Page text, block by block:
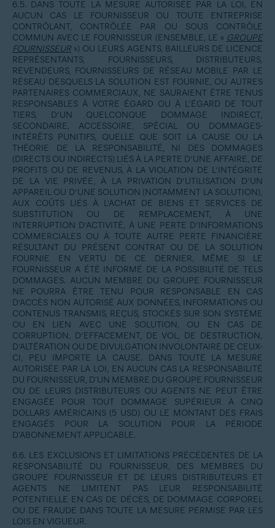
6.5. DANS TOUTE LA MESURE AUTORISÉE PAR LA LOI, EN
AUCUN CAS LE FOURNISSEUR OU TOUTE ENTREPRISE
CONTRÔLANT, CONTRÔLÉE PAR OU SOUS CONTRÔLE
COMMUN AVEC LE FOURNISSEUR (ENSEMBLE, LE « GROUPE
FOURNISSEUR») OU LEURS AGENTS, BAILLEURS DE LICENCE
REPRÉSENTANTS, FOURNISSEURS, DISTRIBUTEURS,
REVENDEURS, FOURNISSEURS DE RÉSEAU MOBILE PAR LE
RÉSEAU DESQUELS LA SOLUTION EST FOURNIE, OU AUTRES
PARTENAIRES COMMERCIAUX, NE SAURAIENT ÊTRE TENUS
RESPONSABLES À VOTRE ÉGARD OU À L’ÉGARD DE TOUT
TIERS, D’UN QUELCONQUE DOMMAGE INDIRECT,
SECONDAIRE, ACCESSOIRE, SPÉCIAL OU DOMMAGES-
INTÉRÊTS PUNITIFS, QUELLE QUE SOIT LA CAUSE OU LA
THÉORIE DE LA RESPONSABILITÉ, NI DES DOMMAGES
(DIRECTS OU INDIRECTS) LIÉS À LA PERTE D’UNE AFFAIRE, DE
PROFITS OU DE REVENUS, À LA VIOLATION DE L’INTÉGRITÉ
DE LA VIE PRIVÉE, À LA PRIVATION D’UTILISATION D’UN
APPAREIL OU D’UNE SOLUTION (NOTAMMENT LA SOLUTION),
AUX COÛTS LIÉS À L’ACHAT DE BIENS ET SERVICES DE
SUBSTITUTION OU DE REMPLACEMENT, À UNE
INTERRUPTION D’ACTIVITÉ, À UNE PERTE D’INFORMATIONS
COMMERCIALES OU À TOUTE AUTRE PERTE FINANCIÈRE
RÉSULTANT DU PRÉSENT CONTRAT OU DE LA SOLUTION
FOURNIE EN VERTU DE CE DERNIER, MÊME SI LE
FOURNISSEUR A ÉTÉ INFORMÉ DE LA POSSIBILITÉ DE TELS
DOMMAGES. AUCUN MEMBRE DU GROUPE FOURNISSEUR
NE POURRA ÊTRE TENU POUR RESPONSABLE EN CAS
D’ACCÈS NON AUTORISÉ AUX DONNÉES, INFORMATIONS OU
CONTENUS TRANSMIS, REÇUS, STOCKÉS SUR SON SYSTÈME
OU EN LIEN AVEC UNE SOLUTION, OU EN CAS DE
CORRUPTION, D’EFFACEMENT, DE VOL, DE DESTRUCTION,
D’ALTÉRATION OU DE DIVULGATION INVOLONTAIRE DE CEUX-
CI, PEU IMPORTE LA CAUSE. DANS TOUTE LA MESURE
AUTORISÉE PAR LA LOI, EN AUCUN CAS LA RESPONSABILITÉ
DU FOURNISSEUR, D'UN MEMBRE DU GROUPE FOURNISSEUR
OU DE LEURS DISTRIBUTEURS OU AGENTS NE PEUT ÊTRE
ENGAGÉE POUR TOUT DOMMAGE SUPÉRIEUR À CINQ
DOLLARS AMÉRICAINS (5 USD) OU LE MONTANT DES FRAIS
ENGAGÉS POUR LA SOLUTION POUR LA PÉRIODE
D'ABONNEMENT APPLICABLE.
6.6. LES EXCLUSIONS ET LIMITATIONS PRÉCÉDENTES DE LA
RESPONSABILITÉ DU FOURNISSEUR, DES MEMBRES DU
GROUPE FOURNISSEUR ET DE LEURS DISTRIBUTEURS ET
AGENTS NE LIMITENT PAS LEUR RESPONSABILITÉ
POTENTIELLE EN CAS DE DÉCÈS, DE DOMMAGE CORPOREL
OU DE FRAUDE DANS TOUTE LA MESURE PERMISE PAR LES
LOIS EN VIGUEUR.